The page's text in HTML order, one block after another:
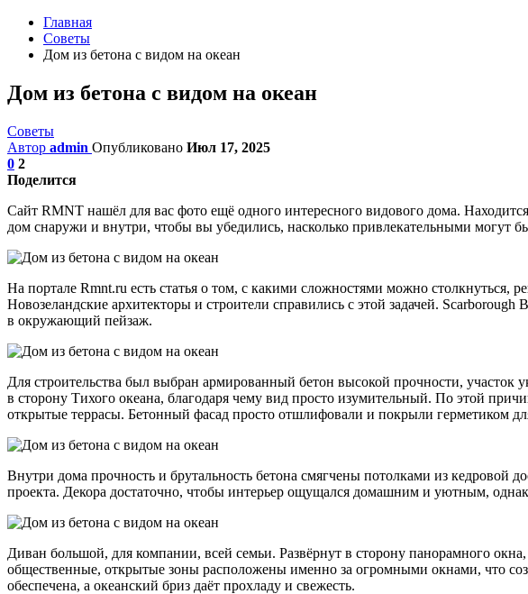
Главная
Советы
Дом из бетона с видом на океан
Дом из бетона с видом на океан
Советы
Автор admin Опубликовано Июл 17, 2025
0 2
Поделится
Сайт RMNT нашёл для вас фото ещё одного интересного видового дома.
дом снаружи и внутри, чтобы вы убедились, насколько привлекательными могут
На портале Rmnt.ru есть статья о том, с какими сложностями можно
Новозеландские архитекторы и строители справились с этой задачей.
в окружающий пейзаж.
Для строительства был выбран армированный бетон высокой прочности,
в сторону Тихого океана, благодаря чему вид просто изумительный. По этой
открытые террасы. Бетонный фасад просто отшлифовали и покрыли герметиком
Внутри дома прочность и брутальность бетона смягчены потолками из
проекта. Декора достаточно, чтобы интерьер ощущался домашним и уютным,
Диван большой, для компании, всей семьи. Развёрнут в сторону панорамного
общественные, открытые зоны расположены именно за огромными окнами, что
обеспечена, а океанский бриз даёт прохладу и свежесть.